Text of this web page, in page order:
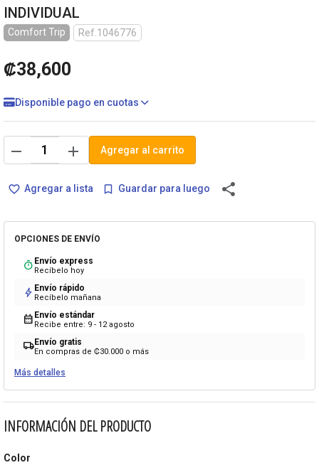
INDIVIDUAL
Comfort Trip Ref.1046776
₡38,600
Disponible pago en cuotas
remove add Agregar al carrito
favorite_border Agregar a lista bookmark_border Guardar para luego share
OPCIONES DE ENVÍO
timer Envío express
Recíbelo hoy
bolt Envío rápido
Recíbelo mañana
calendar_month Envío estándar
Recibe entre: 9 - 12 agosto
local_shippingEnvío gratis
En compras de ₡30.000 o más
Más detalles
INFORMACIÓN DEL PRODUCTO
Color